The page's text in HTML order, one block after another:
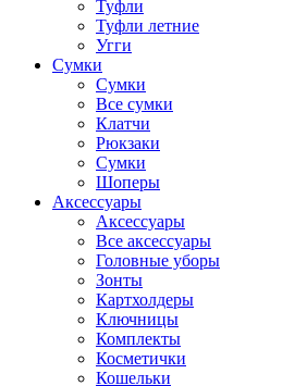
Туфли
Туфли летние
Угги
Сумки
Сумки
Все сумки
Клатчи
Рюкзаки
Сумки
Шоперы
Аксессуары
Аксессуары
Все аксессуары
Головные уборы
Зонты
Картхолдеры
Ключницы
Комплекты
Косметички
Кошельки